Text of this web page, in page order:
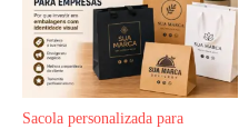
Sacola personalizada para